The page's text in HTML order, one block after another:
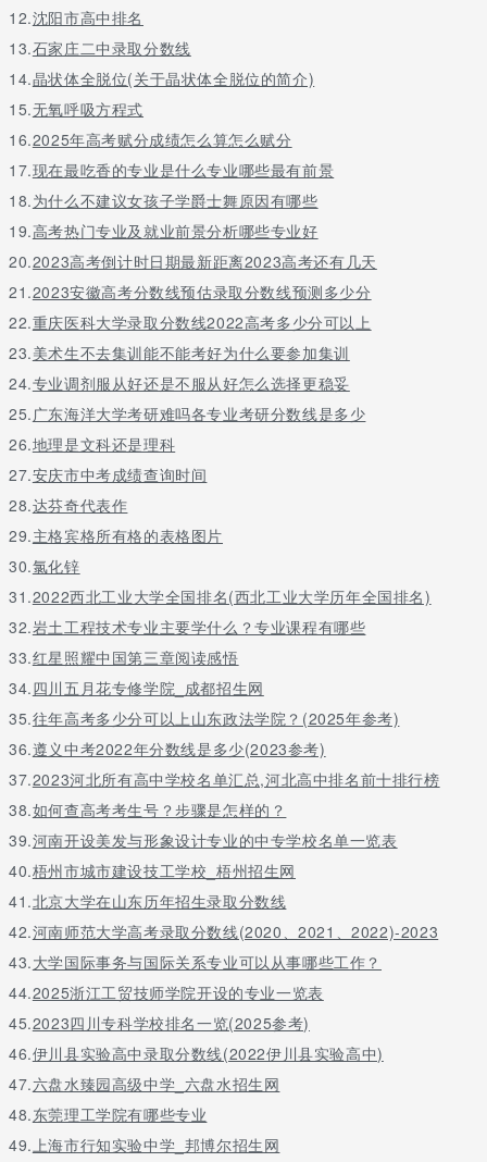
12.沈阳市高中排名
13.石家庄二中录取分数线
14.晶状体全脱位(关于晶状体全脱位的简介)
15.无氧呼吸方程式
16.2025年高考赋分成绩怎么算怎么赋分
17.现在最吃香的专业是什么专业哪些最有前景
18.为什么不建议女孩子学爵士舞原因有哪些
19.高考热门专业及就业前景分析哪些专业好
20.2023高考倒计时日期最新距离2023高考还有几天
21.2023安徽高考分数线预估录取分数线预测多少分
22.重庆医科大学录取分数线2022高考多少分可以上
23.美术生不去集训能不能考好为什么要参加集训
24.专业调剂服从好还是不服从好怎么选择更稳妥
25.广东海洋大学考研难吗各专业考研分数线是多少
26.地理是文科还是理科
27.安庆市中考成绩查询时间
28.达芬奇代表作
29.主格宾格所有格的表格图片
30.氯化锌
31.2022西北工业大学全国排名(西北工业大学历年全国排名)
32.岩土工程技术专业主要学什么？专业课程有哪些
33.红星照耀中国第三章阅读感悟
34.四川五月花专修学院_成都招生网
35.往年高考多少分可以上山东政法学院？(2025年参考)
36.遵义中考2022年分数线是多少(2023参考)
37.2023河北所有高中学校名单汇总,河北高中排名前十排行榜
38.如何查高考考生号？步骤是怎样的？
39.河南开设美发与形象设计专业的中专学校名单一览表
40.梧州市城市建设技工学校_梧州招生网
41.北京大学在山东历年招生录取分数线
42.河南师范大学高考录取分数线(2020、2021、2022)-2023
43.大学国际事务与国际关系专业可以从事哪些工作？
44.2025浙江工贸技师学院开设的专业一览表
45.2023四川专科学校排名一览(2025参考)
46.伊川县实验高中录取分数线(2022伊川县实验高中)
47.六盘水臻园高级中学_六盘水招生网
48.东莞理工学院有哪些专业
49.上海市行知实验中学_邦博尔招生网